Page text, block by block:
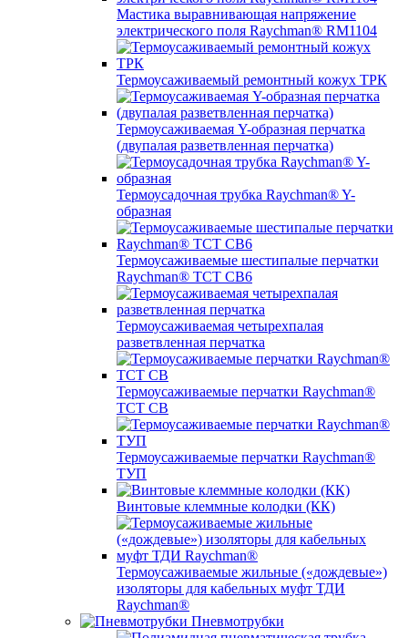
Мастика выравнивающая напряжение
электрического поля Raychman® RM1104
Термоусаживаемый ремонтный кожух ТРК
Термоусаживаемая Y-образная перчатка
(двупалая разветвленная перчатка)
Термоусадочная трубка Raychman® Y-
образная
Термоусаживаемые шестипалые перчатки
Raychman® ТСТ СВ6
Термоусаживаемая четырехпалая
разветвленная перчатка
Термоусаживаемые перчатки Raychman®
TCT CB
Термоусаживаемые перчатки Raychman®
ТУП
Винтовые клеммные колодки (КК)
Термоусаживаемые жильные («дождевые»)
изоляторы для кабельных муфт ТДИ
Raychman®
Пневмотрубки